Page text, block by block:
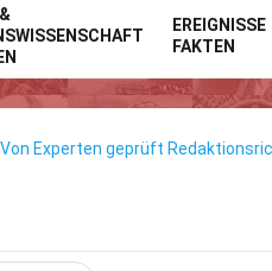
EREIGNISSE
FAKTEN
Fakten
Von Experten geprüft